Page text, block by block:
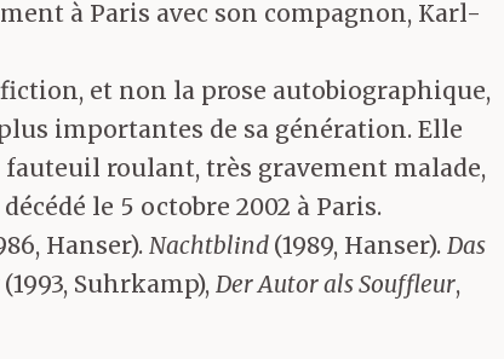
à Paris avec son compagnon, Karl-
et non la prose autobiographique,
importantes de sa génération. Elle
fauteuil roulant, très gravement malade,
le 5 octobre 2002 à Paris.
Hanser). Nachtblind (1989, Hanser). Das
(1993, Suhrkamp), Der Autor als Souffleur,